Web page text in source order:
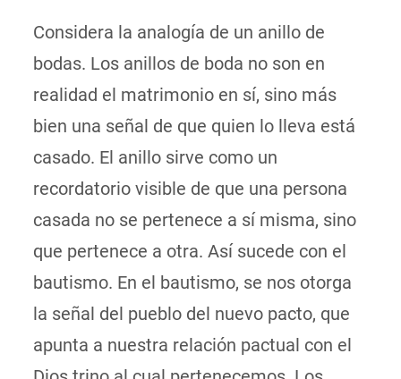
Considera la analogía de un anillo de
bodas. Los anillos de boda no son en
realidad el matrimonio en sí, sino más
bien una señal de que quien lo lleva está
casado. El anillo sirve como un
recordatorio visible de que una persona
casada no se pertenece a sí misma, sino
que pertenece a otra. Así sucede con el
bautismo. En el bautismo, se nos otorga
la señal del pueblo del nuevo pacto, que
apunta a nuestra relación pactual con el